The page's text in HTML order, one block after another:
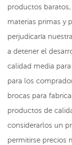
productos
materias primas y
perjudicaría
a detener el
calidad media
para los
brocas para
productos de
considerarlos un
permitirse precios